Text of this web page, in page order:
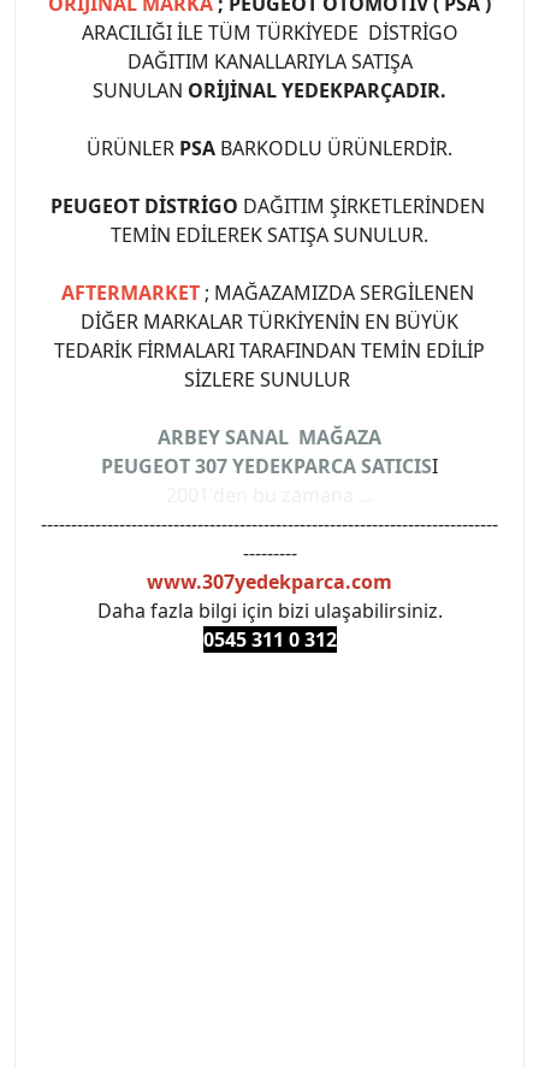
ARACILIĞI İLE TÜM TÜRKİYEDE DİSTRİGO
DAĞITIM KANALLARIYLA SATIŞA
SUNULAN ORİJİNAL YEDEKPARÇADIR.
ÜRÜNLER PSA BARKODLU ÜRÜNLERDİR.
PEUGEOT DİSTRİGO DAĞITIM ŞİRKETLERİNDEN
TEMİN EDİLEREK SATIŞA SUNULUR.
AFTERMARKET ; MAĞAZAMIZDA SERGİLENEN
DİĞER MARKALAR TÜRKİYENİN EN BÜYÜK
TEDARİK FİRMALARI TARAFINDAN TEMİN EDİLİP
SİZLERE SUNULUR
ARBEY SANAL MAĞAZA
PEUGEOT 307 YEDEKPARCA SATICISI
----------------------------------------------------------------------------
---------
www.307yedekparca.com
Daha fazla bilgi için bizi ulaşabilirsiniz.
0545 311 0 312